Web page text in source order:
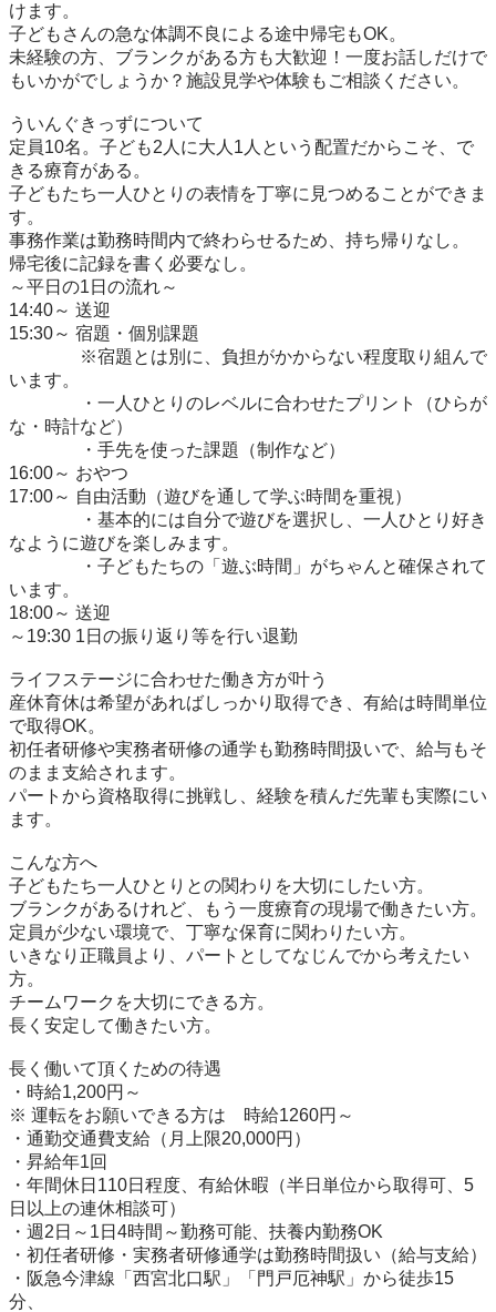
けます。
子どもさんの急な体調不良による途中帰宅もOK。
未経験の方、ブランクがある方も大歓迎！一度お話しだけで
もいかがでしょうか？施設見学や体験もご相談ください。
ういんぐきっずについて
定員10名。子ども2人に大人1人という配置だからこそ、で
きる療育がある。
子どもたち一人ひとりの表情を丁寧に見つめることができま
す。
事務作業は勤務時間内で終わらせるため、持ち帰りなし。
帰宅後に記録を書く必要なし。
～平日の1日の流れ～
14:40～ 送迎
15:30～ 宿題・個別課題
※宿題とは別に、負担がかからない程度取り組んで
います。
・一人ひとりのレベルに合わせたプリント（ひらが
な・時計など）
・手先を使った課題（制作など）
16:00～ おやつ
17:00～ 自由活動（遊びを通して学ぶ時間を重視）
・基本的には自分で遊びを選択し、一人ひとり好き
なように遊びを楽しみます。
・子どもたちの「遊ぶ時間」がちゃんと確保されて
います。
18:00～ 送迎
～19:30 1日の振り返り等を行い退勤
ライフステージに合わせた働き方が叶う
産休育休は希望があればしっかり取得でき、有給は時間単位
で取得OK。
初任者研修や実務者研修の通学も勤務時間扱いで、給与もそ
のまま支給されます。
パートから資格取得に挑戦し、経験を積んだ先輩も実際にい
ます。
こんな方へ
子どもたち一人ひとりとの関わりを大切にしたい方。
ブランクがあるけれど、もう一度療育の現場で働きたい方。
定員が少ない環境で、丁寧な保育に関わりたい方。
いきなり正職員より、パートとしてなじんでから考えたい
方。
チームワークを大切にできる方。
長く安定して働きたい方。
長く働いて頂くための待遇
・時給1,200円～
※ 運転をお願いできる方は　時給1260円～
・通勤交通費支給（月上限20,000円）
・昇給年1回
・年間休日110日程度、有給休暇（半日単位から取得可、5
日以上の連休相談可）
・週2日～1日4時間～勤務可能、扶養内勤務OK
・初任者研修・実務者研修通学は勤務時間扱い（給与支給）
・阪急今津線「西宮北口駅」「門戸厄神駅」から徒歩15
分、